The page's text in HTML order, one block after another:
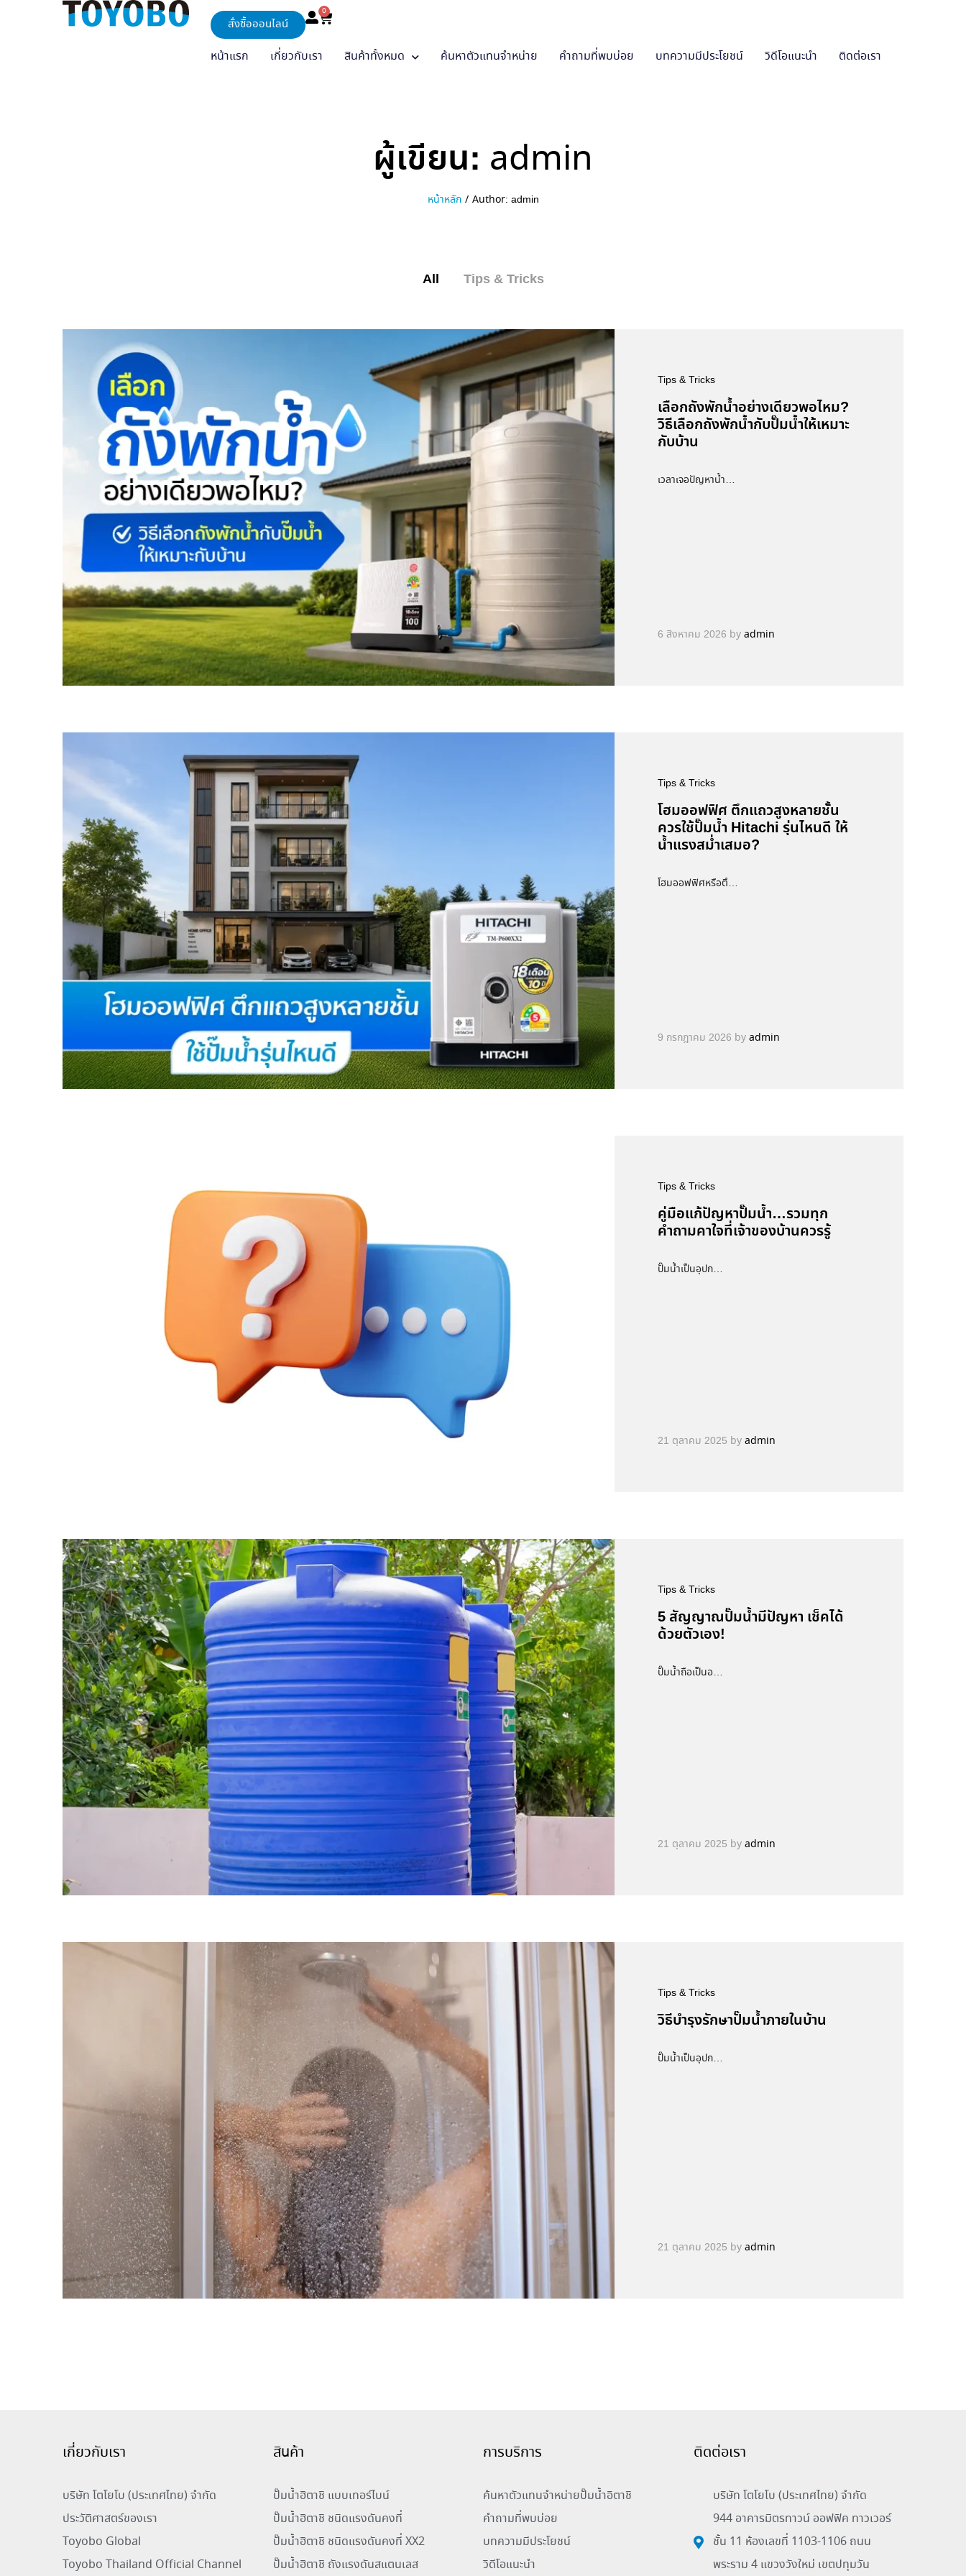
สั่งซื้อออนไลน์
0
หน้าแรก เกี่ยวกับเรา สินค้าทั้งหมด ค้นหาตัวแทนจำหน่าย คำถามที่พบบ่อย บทความมีประโยชน์ วิดีโอแนะนำ ติดต่อเรา
ผู้เขียน: admin
หน้าหลัก / Author: admin
All Tips & Tricks
Tips & Tricks
เลือกถังพักน้ำอย่างเดียวพอไหม?
วิธีเลือกถังพักน้ำกับปั๊มน้ำให้เหมาะ
กับบ้าน
เวลาเจอปัญหาน้ำ…
6 สิงหาคม 2026 byadmin
Tips & Tricks
โฮมออฟฟิศ ตึกแถวสูงหลายชั้น
ควรใช้ปั๊มน้ำ Hitachi รุ่นไหนดี ให้
น้ำแรงสม่ำเสมอ?
โฮมออฟฟิศหรือตึ…
9 กรกฎาคม 2026 byadmin
Tips & Tricks
คู่มือแก้ปัญหาปั๊มน้ำ…รวมทุก
คำถามคาใจที่เจ้าของบ้านควรรู้
ปั๊มน้ำเป็นอุปก…
21 ตุลาคม 2025 byadmin
Tips & Tricks
5 สัญญาณปั๊มน้ำมีปัญหา เช็คได้
ด้วยตัวเอง!
ปั๊มน้ำถือเป็นอ…
21 ตุลาคม 2025 byadmin
Tips & Tricks
วิธีบำรุงรักษาปั๊มน้ำภายในบ้าน
ปั๊มน้ำเป็นอุปก…
21 ตุลาคม 2025 byadmin
เกี่ยวกับเรา
บริษัท โตโยโบ (ประเทศไทย) จำกัด
ประวัติศาสตร์ของเรา
Toyobo Global
Toyobo Thailand Official Channel
สินค้า
ปั๊มน้ำฮิตาชิ แบบเทอร์ไบน์
ปั๊มน้ำฮิตาชิ ชนิดแรงดันคงที่
ปั๊มน้ำฮิตาชิ ชนิดแรงดันคงที่ XX2
ปั๊มน้ำฮิตาชิ ถังแรงดันสแตนเลส
การบริการ
ค้นหาตัวแทนจำหน่ายปั๊มน้ำอิตาชิ
คำถามที่พบบ่อย
บทความมีประโยชน์
วิดีโอแนะนำ
ติดต่อเรา
บริษัท โตโยโบ (ประเทศไทย) จำกัด
944 อาคารมิตรทาวน์ ออฟฟิค ทาวเวอร์
ชั้น 11 ห้องเลขที่ 1103-1106 ถนน
พระราม 4 แขวงวังใหม่ เขตปทุมวัน